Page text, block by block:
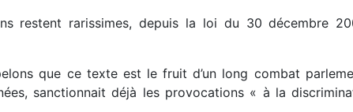
restent rarissimes, depuis la loi du 30 décembre
que ce texte est le fruit d’un long combat
sanctionnait déjà les provocations « à la